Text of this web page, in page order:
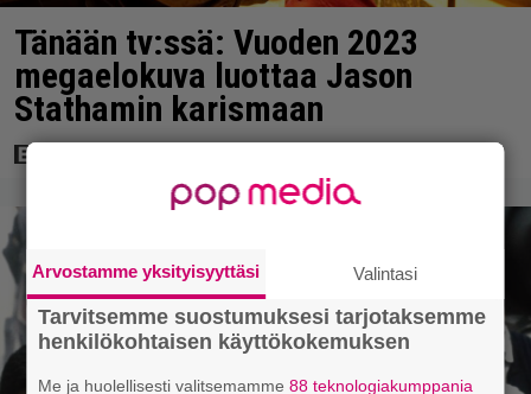
Tänään tv:ssä: Vuoden 2023
megaelokuva luottaa Jason
Stathamin karismaan
Arvostamme yksityisyyttäsi Valintasi
Tarvitsemme suostumuksesi tarjotaksemme
henkilökohtaisen käyttökokemuksen
Me ja huolellisesti valitsemamme88 teknologiakumppania